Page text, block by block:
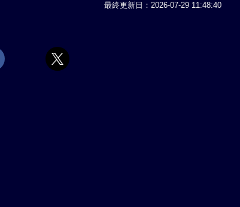
最終更新日：2026-07-29 11:48:40